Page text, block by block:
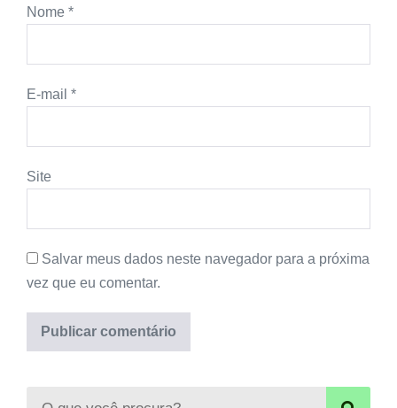
Nome *
E-mail *
Site
Salvar meus dados neste navegador para a próxima
vez que eu comentar.